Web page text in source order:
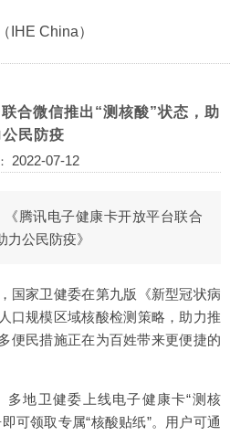
IHE China）
合微信推出“测核酸”状态，助
公民防疫
2022-07-12
腾讯电子健康卡开放平台联合
力公民防疫》
国家卫健委在第九版《新型冠状病
口规模区域核酸检测策略，助力推
便民措施正在为百姓带来更便捷的
多地卫健委上线电子健康卡“测核
可领取专属“核酸贴纸”。用户可通